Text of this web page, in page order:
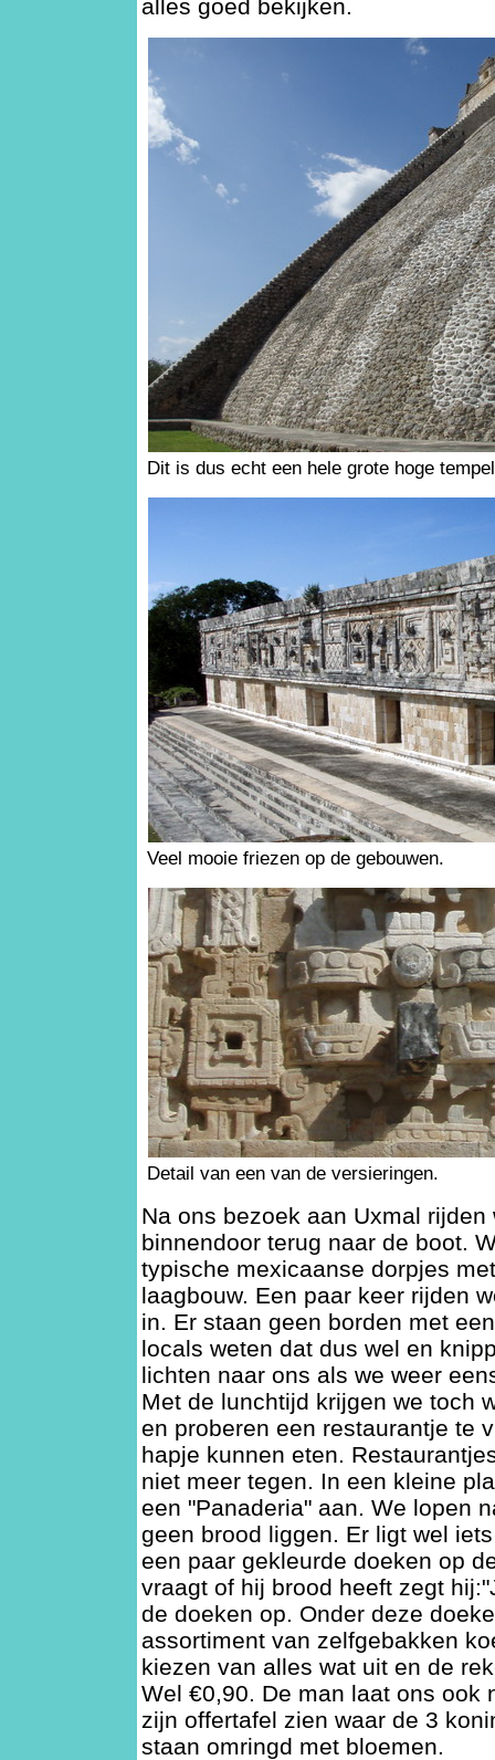
alles goed bekijken.
Dit is dus echt een hele grote hoge
Veel mooie friezen op de gebouwen.
Detail van een van de versieringen.
Na ons bezoek aan Uxmal rijden
binnendoor terug naar de boot.
typische mexicaanse dorpjes
laagbouw. Een paar keer rijden
in. Er staan geen borden met
locals weten dat dus wel en
lichten naar ons als we weer
Met de lunchtijd krijgen we toch
en proberen een restaurantje te
hapje kunnen eten.
niet meer tegen. In een kleine
een "Panaderia" aan. We lopen
geen brood liggen. Er ligt wel
een paar gekleurde doeken op
vraagt of hij brood heeft zegt
de doeken op. Onder deze
assortiment van zelfgebakken
kiezen van alles wat uit en de
Wel €0,90. De man laat ons ook
zijn offertafel zien waar de 3
staan omringd met bloemen.